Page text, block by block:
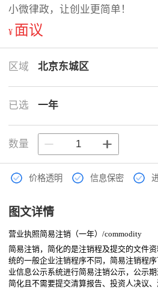
小微律政，让创业更简单！
¥ 面议
区域 北京东城区
已选 一年
数量
价格透明 信息保密
图文详情
营业执照简易注销（一年）/commodity
简易注销，简化的是注销程及提交的文件
统的一般企业注销程序不同，简易注销程
业信息公示系统进行简易注销公示，公示
简化且不需要提交清算报告、投资人决议